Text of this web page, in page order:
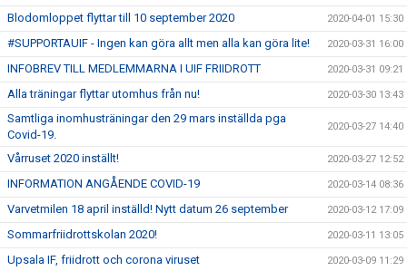
Blodomloppet flyttar till 10 september 2020 2020-04-01 15:30
#SUPPORTAUIF - Ingen kan göra allt men alla kan göra lite! 2020-03-31 16:00
INFOBREV TILL MEDLEMMARNA I UIF FRIIDROTT 2020-03-31 09:21
Alla träningar flyttar utomhus från nu! 2020-03-30 13:43
Samtliga inomhusträningar den 29 mars inställda pga
Covid-19.
2020-03-27 14:40
Vårruset 2020 inställt! 2020-03-27 12:52
INFORMATION ANGÅENDE COVID-19 2020-03-14 08:36
Varvetmilen 18 april inställd! Nytt datum 26 september 2020-03-12 17:09
Sommarfriidrottskolan 2020! 2020-03-11 13:05
Upsala IF, friidrott och corona viruset 2020-03-09 11:29